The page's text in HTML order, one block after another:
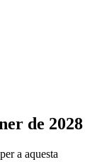
de 2028
a aquesta